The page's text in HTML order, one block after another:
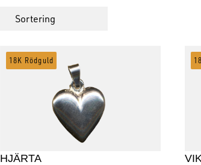
HJÄRTA
18K Rödguld